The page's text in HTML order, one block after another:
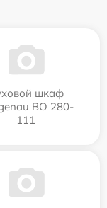
шкаф
BO 280-
111